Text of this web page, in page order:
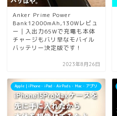
Anker Prime Power
Bank12000mAh,130Wレビュ
ー｜入出力65Wで充電も本体
チャージもバリ早なモバイル
バッテリー決定版です！
2023年8月26日
Apple｜iPhone・iPad・AirPods・Mac・アプリ